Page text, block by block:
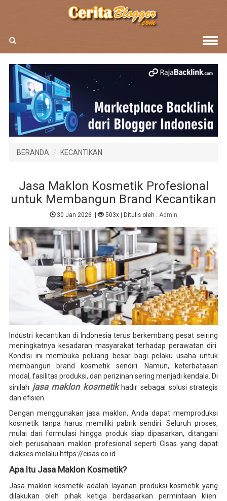
BERANDA KECANTIKAN
Jasa Maklon Kosmetik Profesional
untuk Membangun Brand Kecantikan
30 Jan 2026 | 503x | Ditulis oleh :Admin
Industri kecantikan di Indonesia terus berkembang pesat seiring
meningkatnya kesadaran masyarakat terhadap perawatan diri.
Kondisi ini membuka peluang besar bagi pelaku usaha untuk
membangun brand kosmetik sendiri. Namun, keterbatasan
modal, fasilitas produksi, dan perizinan sering menjadi kendala. Di
sinilah jasa maklon kosmetikhadir sebagai solusi strategis
dan efisien.
Dengan menggunakan jasa maklon, Anda dapat memproduksi
kosmetik tanpa harus memiliki pabrik sendiri. Seluruh proses,
mulai dari formulasi hingga produk siap dipasarkan, ditangani
oleh perusahaan maklon profesional seperti Cisas yang dapat
diakses melalui https://cisas.co.id.
Apa Itu Jasa Maklon Kosmetik?
Jasa maklon kosmetik adalah layanan produksi kosmetik yang
dilakukan oleh pihak ketiga berdasarkan permintaan klien.